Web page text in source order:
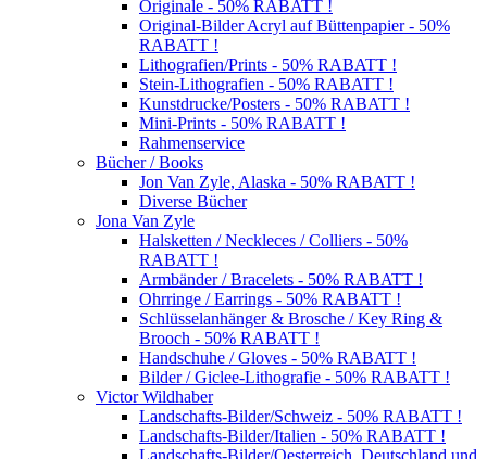
Originale - 50% RABATT !
Original-Bilder Acryl auf Büttenpapier - 50%
RABATT !
Lithografien/Prints - 50% RABATT !
Stein-Lithografien - 50% RABATT !
Kunstdrucke/Posters - 50% RABATT !
Mini-Prints - 50% RABATT !
Rahmenservice
Bücher / Books
Jon Van Zyle, Alaska - 50% RABATT !
Diverse Bücher
Jona Van Zyle
Halsketten / Neckleces / Colliers - 50%
RABATT !
Armbänder / Bracelets - 50% RABATT !
Ohrringe / Earrings - 50% RABATT !
Schlüsselanhänger & Brosche / Key Ring &
Brooch - 50% RABATT !
Handschuhe / Gloves - 50% RABATT !
Bilder / Giclee-Lithografie - 50% RABATT !
Victor Wildhaber
Landschafts-Bilder/Schweiz - 50% RABATT !
Landschafts-Bilder/Italien - 50% RABATT !
Landschafts-Bilder/Oesterreich, Deutschland und